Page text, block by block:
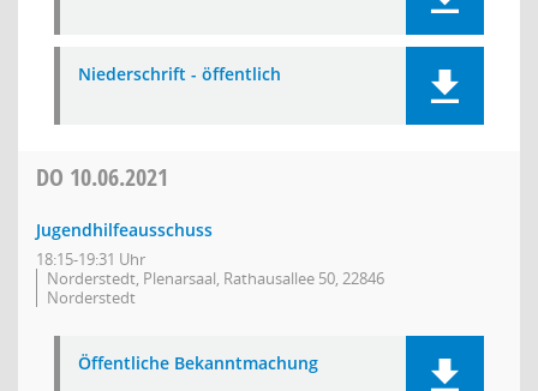
Niederschrift - öffentlich
DO 10.06.2021
Jugendhilfeausschuss
18:15-19:31 Uhr
Norderstedt, Plenarsaal, Rathausallee 50, 22846
Norderstedt
Öffentliche Bekanntmachung